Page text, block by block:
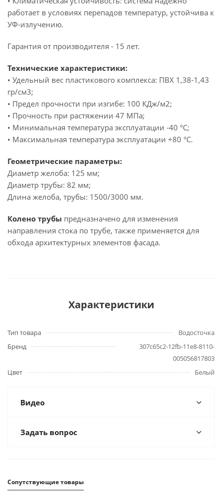
работает в условиях перепадов температур, устойчива к
УФ-излучению.
Гарантия от производителя - 15 лет.
Технические характеристики:
• Удельный вес пластикового комплекса: ПВХ 1,38-1,43
гр/см3;
• Предел прочности при изгибе: 100 КДж/м2;
• Прочность при растяжении 47 МПа;
• Минимальная температура эксплуатации -40 °C;
• Максимальная температура эксплуатации +80 °C.
Геометрические параметры:
Диаметр желоба: 125 мм;
Диаметр трубы: 82 мм;
Длина желоба, трубы: 1500/3000 мм.
Колено трубы предназначено для изменения
направления стока по трубе, также применяется для
обхода архитектурных элементов фасада.
Характеристики
Тип товара
Водосточка
Бренд
307c65c2-12fb-11e8-8110-
005056817803
Цвет
Белый
Видео
Задать вопрос
Сопутствующие товары